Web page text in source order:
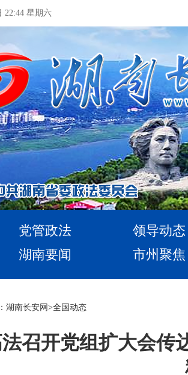
22:44 星期六
党管政法
领导动态
湖南要闻
市州聚焦
湖南长安网 >全国动态
召开党组扩大会传